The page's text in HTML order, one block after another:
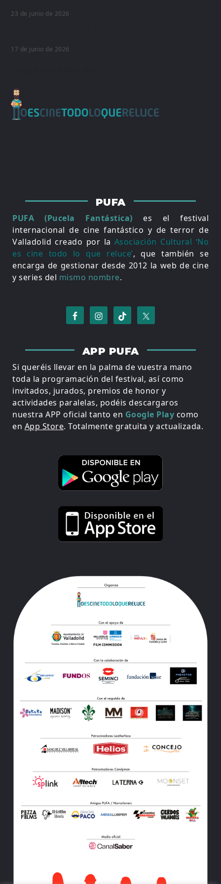
23 de junio de 2026
17 de junio de 2026
PUFA
PUFA (Pucela Fantástica) es el festival
internacional de cine fantástico y de terror de
Valladolid creado por la Asociación Cultural ‘No
es cine todo lo que reluce’, que también se
encarga de gestionar desde 2012 la web de cine
y series del mismo nombre.
APP PUFA
Si queréis llevar en la palma de vuestra mano
toda la programación del festival, así como
invitados, jurados, premios de honor y
actividades paralelas, podéis descargaros
nuestra APP oficial tanto en Google Play como
en App Store. Totalmente gratuita y actualizada.